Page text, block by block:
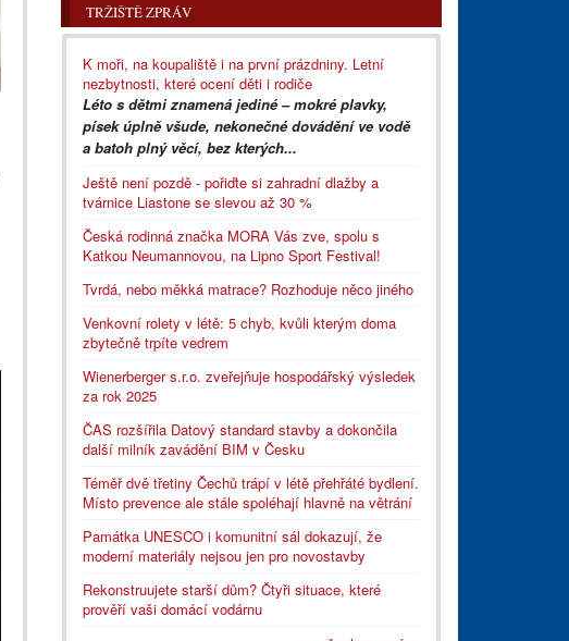
TRŽIŠTĚ ZPRÁV
K moři, na koupaliště i na první prázdniny. Letní
nezbytnosti, které ocení děti i rodiče
Léto s dětmi znamená jediné – mokré plavky,
písek úplně všude, nekonečné dovádění ve vodě
a batoh plný věcí, bez kterých...
Ještě není pozdě - pořiďte si zahradní dlažby a
tvárnice Liastone se slevou až 30 %
Česká rodinná značka MORA Vás zve, spolu s
Katkou Neumannovou, na Lipno Sport Festival!
Tvrdá, nebo měkká matrace? Rozhoduje něco jiného
Venkovní rolety v létě: 5 chyb, kvůli kterým doma
zbytečně trpíte vedrem
Wienerberger s.r.o. zveřejňuje hospodářský výsledek
za rok 2025
ČAS rozšířila Datový standard stavby a dokončila
další milník zavádění BIM v Česku
Téměř dvě třetiny Čechů trápí v létě přehřáté bydlení.
Místo prevence ale stále spoléhají hlavně na větrání
Památka UNESCO i komunitní sál dokazují, že
moderní materiály nejsou jen pro novostavby
Rekonstruujete starší dům? Čtyři situace, které
prověří vaši domácí vodárnu